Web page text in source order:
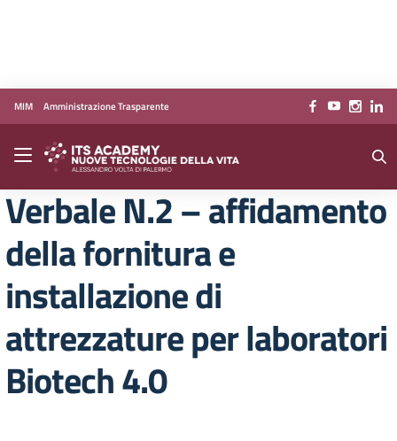
Vai ai contenuti
Vai al menu di navigazione
Vai al footer
MIM Amministrazione Trasparente
Verbale N.2 – affidamento
della fornitura e
installazione di
attrezzature per laboratori
Biotech 4.0